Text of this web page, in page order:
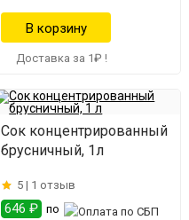
Доставка за 1₽ !
Сок концентрированный
брусничный, 1л
5 | 1 отзыв
646 ₽ по